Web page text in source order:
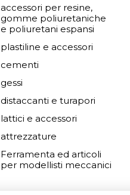
accessori per resine,
gomme poliuretaniche
e poliuretani espansi
plastiline e accessori
cementi
gessi
distaccanti e turapori
lattici e accessori
attrezzature
Ferramenta ed articoli
per modellisti meccanici